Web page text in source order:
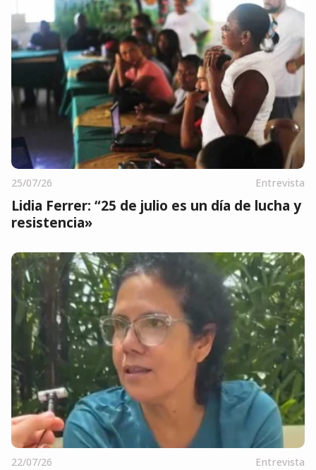
25/07/26 Entrevista
Lidia Ferrer: “25 de julio es un día de lucha y
resistencia»
22/07/26 Entrevista